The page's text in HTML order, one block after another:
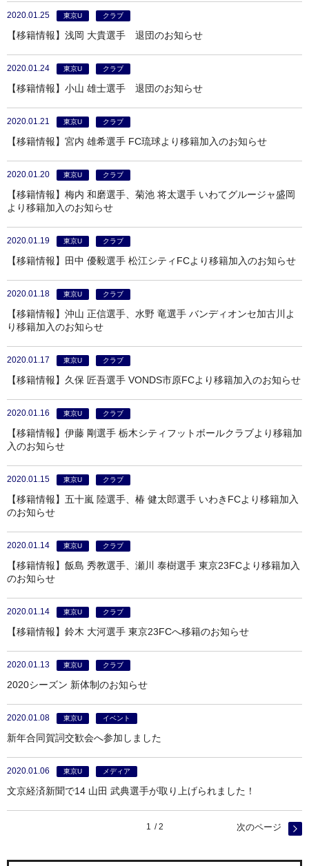
2020.01.25 東京U クラブ
【移籍情報】浅岡 大貴選手 退団のお知らせ
2020.01.24 東京U クラブ
【移籍情報】小山 雄士選手 退団のお知らせ
2020.01.21 東京U クラブ
【移籍情報】宮内 雄希選手 FC琉球より移籍加入のお知らせ
2020.01.20 東京U クラブ
【移籍情報】梅内 和磨選手、菊池 将太選手 いわてグルージャ盛岡
より移籍加入のお知らせ
2020.01.19 東京U クラブ
【移籍情報】田中 優毅選手 松江シティFCより移籍加入のお知らせ
2020.01.18 東京U クラブ
【移籍情報】沖山 正信選手、水野 竜選手 バンディオンセ加古川よ
り移籍加入のお知らせ
2020.01.17 東京U クラブ
【移籍情報】久保 匠吾選手 VONDS市原FCより移籍加入のお知らせ
2020.01.16 東京U クラブ
【移籍情報】伊藤 剛選手 栃木シティフットボールクラブより移籍加
入のお知らせ
2020.01.15 東京U クラブ
【移籍情報】五十嵐 陸選手、椿 健太郎選手 いわきFCより移籍加入
のお知らせ
2020.01.14 東京U クラブ
【移籍情報】飯島 秀教選手、瀬川 泰樹選手 東京23FCより移籍加入
のお知らせ
2020.01.14 東京U クラブ
【移籍情報】鈴木 大河選手 東京23FCへ移籍のお知らせ
2020.01.13 東京U クラブ
2020シーズン 新体制のお知らせ
2020.01.08 東京U イベント
新年合同賀詞交歓会へ参加しました
2020.01.06 東京U メディア
文京経済新聞で14 山田 武典選手が取り上げられました！
1 2 次のページ